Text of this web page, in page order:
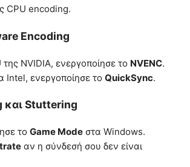
CPU encoding.
Encoding
της NVIDIA, ενεργοποίησε το NVENC.
Intel, ενεργοποίησε το QuickSync.
Stuttering
το Game Mode στα Windows.
αν η σύνδεσή σου δεν είναι